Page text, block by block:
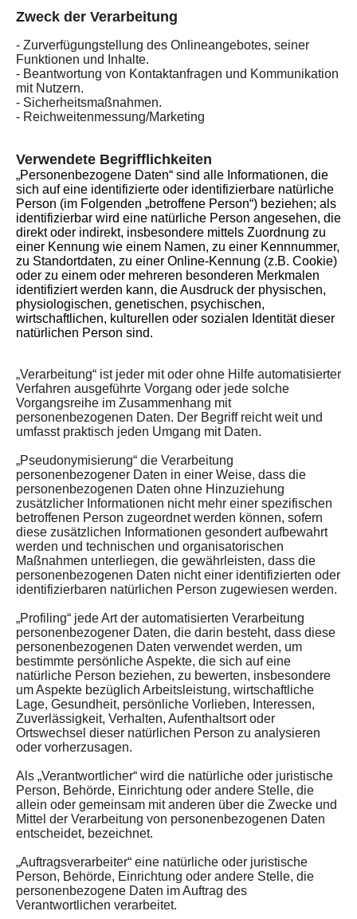
Zweck der Verarbeitung
- Zurverfügungstellung des Onlineangebotes, seiner
Funktionen und Inhalte.
- Beantwortung von Kontaktanfragen und Kommunikation
mit Nutzern.
- Sicherheitsmaßnahmen.
- Reichweitenmessung/Marketing
Verwendete Begrifflichkeiten
„Personenbezogene Daten“ sind alle Informationen, die
sich auf eine identifizierte oder identifizierbare natürliche
Person (im Folgenden „betroffene Person“) beziehen; als
identifizierbar wird eine natürliche Person angesehen, die
direkt oder indirekt, insbesondere mittels Zuordnung zu
einer Kennung wie einem Namen, zu einer Kennnummer,
zu Standortdaten, zu einer Online-Kennung (z.B. Cookie)
oder zu einem oder mehreren besonderen Merkmalen
identifiziert werden kann, die Ausdruck der physischen,
physiologischen, genetischen, psychischen,
wirtschaftlichen, kulturellen oder sozialen Identität dieser
natürlichen Person sind.
„Verarbeitung“ ist jeder mit oder ohne Hilfe automatisierter
Verfahren ausgeführte Vorgang oder jede solche
Vorgangsreihe im Zusammenhang mit
personenbezogenen Daten. Der Begriff reicht weit und
umfasst praktisch jeden Umgang mit Daten.
„Pseudonymisierung“ die Verarbeitung
personenbezogener Daten in einer Weise, dass die
personenbezogenen Daten ohne Hinzuziehung
zusätzlicher Informationen nicht mehr einer spezifischen
betroffenen Person zugeordnet werden können, sofern
diese zusätzlichen Informationen gesondert aufbewahrt
werden und technischen und organisatorischen
Maßnahmen unterliegen, die gewährleisten, dass die
personenbezogenen Daten nicht einer identifizierten oder
identifizierbaren natürlichen Person zugewiesen werden.
„Profiling“ jede Art der automatisierten Verarbeitung
personenbezogener Daten, die darin besteht, dass diese
personenbezogenen Daten verwendet werden, um
bestimmte persönliche Aspekte, die sich auf eine
natürliche Person beziehen, zu bewerten, insbesondere
um Aspekte bezüglich Arbeitsleistung, wirtschaftliche
Lage, Gesundheit, persönliche Vorlieben, Interessen,
Zuverlässigkeit, Verhalten, Aufenthaltsort oder
Ortswechsel dieser natürlichen Person zu analysieren
oder vorherzusagen.
Als „Verantwortlicher“ wird die natürliche oder juristische
Person, Behörde, Einrichtung oder andere Stelle, die
allein oder gemeinsam mit anderen über die Zwecke und
Mittel der Verarbeitung von personenbezogenen Daten
entscheidet, bezeichnet.
„Auftragsverarbeiter“ eine natürliche oder juristische
Person, Behörde, Einrichtung oder andere Stelle, die
personenbezogene Daten im Auftrag des
Verantwortlichen verarbeitet.